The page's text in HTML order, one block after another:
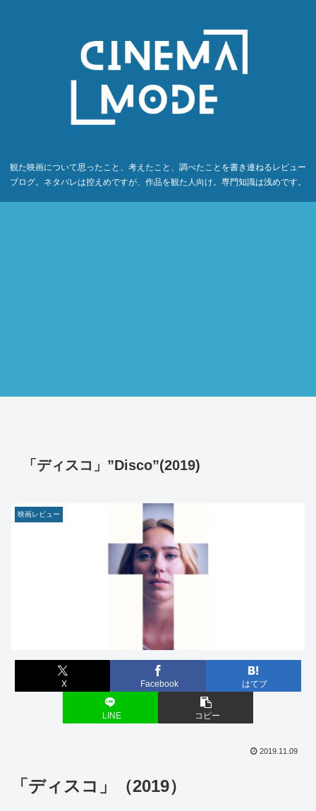
観た映画について思ったこと、考えたこと、調べたことを書き連ねるレビュー
ブログ。ネタバレは控えめですが、作品を観た人向け。専門知識は浅めです。
「ディスコ」”Disco”(2019)
映画レビュー
X Facebook はてブ
LINE コピー
2019.11.09
「ディスコ」（2019）